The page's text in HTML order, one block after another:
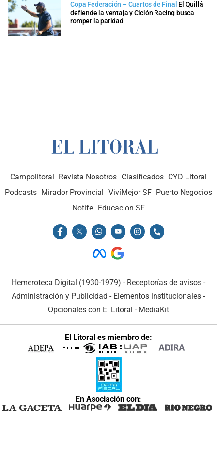
Copa Federación – Cuartos de Final El Quillá
defiende la ventaja y Ciclón Racing busca
romper la paridad
Campolitoral Revista Nosotros Clasificados CYD Litoral
Podcasts Mirador Provincial VivíMejor SF Puerto Negocios
Notife
Educacion SF
Hemeroteca Digital (1930-1979) - Receptorías de avisos -
Administración y Publicidad - Elementos institucionales -
Opcionales con El Litoral - MediaKit
El Litoral es miembro de:
En Asociación con: